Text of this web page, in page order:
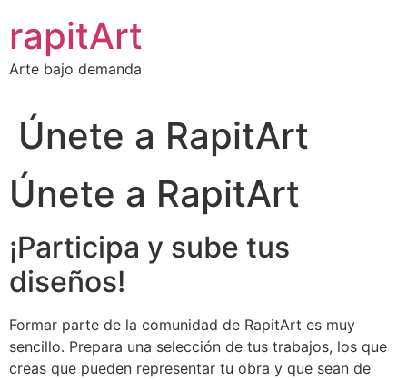
contenido
rapitArt
Arte bajo demanda
Únete a RapitArt
Únete a RapitArt
¡Participa y sube tus
diseños!
Formar parte de la comunidad de RapitArt es muy
sencillo. Prepara una selección de tus trabajos, los que
creas que pueden representar tu obra y que sean de